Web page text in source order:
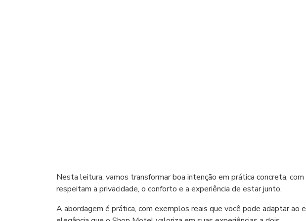
Nesta leitura, vamos transformar boa intenção em prática concreta,
respeitam a privacidade, o conforto e a experiência de estar junto.
A abordagem é prática, com exemplos reais que você pode adaptar ao